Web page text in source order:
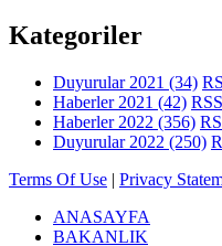
Kategoriler
Duyurular 2021 (34)
Haberler 2021 (42) RSS
Haberler 2022 (356)
Duyurular 2022 (250)
Terms Of Use | Privacy
ANASAYFA
BAKANLIK